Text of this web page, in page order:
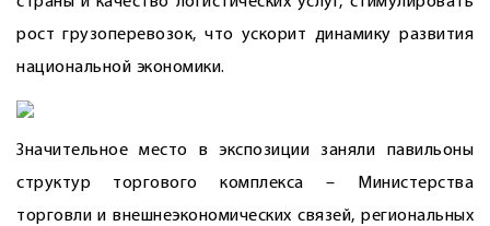
рост грузоперевозок, что ускорит динамику развития
национальной экономики.
Значительное место в экспозиции заняли павильоны
структур торгового комплекса – Министерства
торговли и внешнеэкономических связей, региональных